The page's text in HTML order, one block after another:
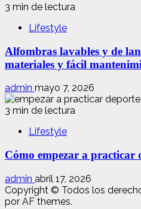
3 min de lectura
Lifestyle
Alfombras lavables y de
materiales y fácil
admin mayo 7, 2026
3 min de lectura
Lifestyle
Cómo empezar a practicar
admin abril 17, 2026
Copyright © Todos los
por AF themes.